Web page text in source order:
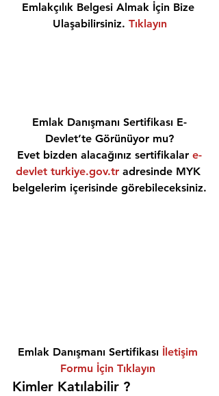
Emlakçılık Belgesi Almak İçin Bize
Ulaşabilirsiniz. Tıklayın
Emlak Danışmanı Sertifikası E-
Devlet’te Görünüyor mu?
Evet bizden alacağınız sertifikalar e-
devlet turkiye.gov.tr adresinde MYK
belgelerim içerisinde görebileceksiniz.
Emlak Danışmanı Sertifikası İletişim
Formu İçin Tıklayın
Kimler Katılabilir ?